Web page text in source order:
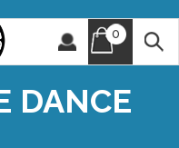
0
DANCE